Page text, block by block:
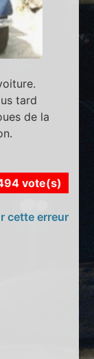
tard
de la
vote(s)
cette erreur